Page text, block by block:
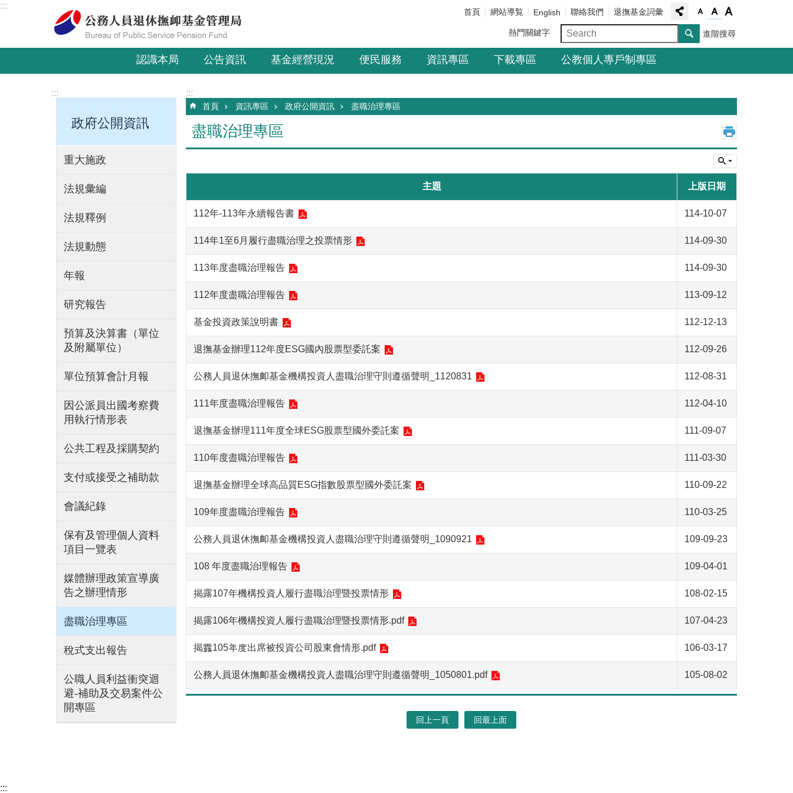
跳到主要內容區塊
:::
首頁 網站導覧 English 聯絡我們 退撫基金詞彙
熱門關鍵字 進階搜尋
認識本局 公告資訊 基金經營現況 便民服務 資訊專區 下載專區 公教個人專戶制專區
:::
政府公開資訊
重大施政
法規彙編
法規釋例
法規動態
年報
研究報告
預算及決算書（單位
及附屬單位）
單位預算會計月報
因公派員出國考察費
用執行情形表
公共工程及採購契約
支付或接受之補助款
會議紀錄
保有及管理個人資料
項目一覽表
媒體辦理政策宣導廣
告之辦理情形
盡職治理專區
稅式支出報告
公職人員利益衝突迴
避-補助及交易案件公
開專區
:::
首頁 資訊專區 政府公開資訊 盡職治理專區
盡職治理專區 _
主題 上版日期
112年-113年永續報告書 114-10-07
114年1至6月履行盡職治理之投票情形 114-09-30
113年度盡職治理報告 114-09-30
112年度盡職治理報告 113-09-12
基金投資政策說明書 112-12-13
退撫基金辦理112年度ESG國內股票型委託案 112-09-26
公務人員退休撫卹基金機構投資人盡職治理守則遵循聲明_1120831 112-08-31
111年度盡職治理報告 112-04-10
退撫基金辦理111年度全球ESG股票型國外委託案 111-09-07
110年度盡職治理報告 111-03-30
退撫基金辦理全球高品質ESG指數股票型國外委託案 110-09-22
109年度盡職治理報告 110-03-25
公務人員退休撫卹基金機構投資人盡職治理守則遵循聲明_1090921 109-09-23
108 年度盡職治理報告 109-04-01
揭露107年機構投資人履行盡職治理暨投票情形 108-02-15
揭露106年機構投資人履行盡職治理暨投票情形.pdf 107-04-23
揭露105年度出席被投資公司股東會情形.pdf 106-03-17
公務人員退休撫卹基金機構投資人盡職治理守則遵循聲明_1050801.pdf 105-08-02
回上一頁 回最上面
:::